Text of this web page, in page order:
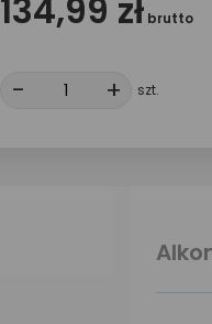
134,99 zł brutto
- + +
szt.